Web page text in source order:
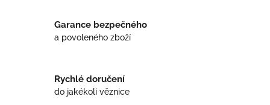
Garance bezpečného
a povoleného zboží
Rychlé doručení
do jakékoli věznice